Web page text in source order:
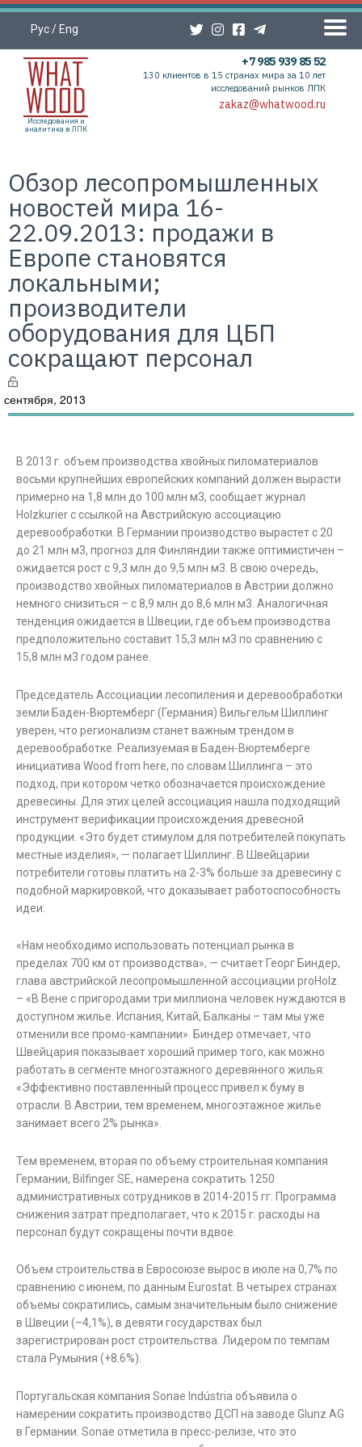
Рус/ Eng
Исследования и
аналитика в ЛПК
+7 985 939 85 52
130 клиентов в 15 странах мира за 10 лет
исследований рынков ЛПК
zakaz@whatwood.ru
Обзор лесопромышленных
новостей мира 16-
22.09.2013: продажи в
Европе становятся
локальными;
производители
оборудования для ЦБП
сокращают персонал
сентября, 2013
В 2013 г. объем производства хвойных пиломатериалов
восьми крупнейших европейских компаний должен вырасти
примерно на 1,8 млн до 100 млн м3, сообщает журнал
Holzkurier с ссылкой на Австрийскую ассоциацию
деревообработки. В Германии производство вырастет с 20
до 21 млн м3, прогноз для Финляндии также оптимистичен –
ожидается рост с 9,3 млн до 9,5 млн м3. В свою очередь,
производство хвойных пиломатериалов в Австрии должно
немного снизиться – с 8,9 млн до 8,6 млн м3. Аналогичная
тенденция ожидается в Швеции, где объем производства
предположительно составит 15,3 млн м3 по сравнению с
15,8 млн м3 годом ранее.
Председатель Ассоциации лесопиления и деревообработки
земли Баден-Вюртемберг (Германия) Вильгельм Шиллинг
уверен, что регионализм станет важным трендом в
деревообработке. Реализуемая в Баден-Вюртемберге
инициатива Wood from here, по словам Шиллинга – это
подход, при котором четко обозначается происхождение
древесины. Для этих целей ассоциация нашла подходящий
инструмент верификации происхождения древесной
продукции. «Это будет стимулом для потребителей покупать
местные изделия», — полагает Шиллинг. В Швейцарии
потребители готовы платить на 2-3% больше за древесину с
подобной маркировкой, что доказывает работоспособность
идеи.
«Нам необходимо использовать потенциал рынка в
пределах 700 км от производства», — считает Георг Биндер,
глава австрийской лесопромышленной ассоциации proHolz.
– «В Вене с пригородами три миллиона человек нуждаются в
доступном жилье. Испания, Китай, Балканы – там мы уже
отменили все промо-кампании». Биндер отмечает, что
Швейцария показывает хороший пример того, как можно
работать в сегменте многоэтажного деревянного жилья:
«Эффективно поставленный процесс привел к буму в
отрасли. В Австрии, тем временем, многоэтажное жилье
занимает всего 2% рынка».
Тем временем, вторая по объему строительная компания
Германии, Bilfinger SE, намерена сократить 1250
административных сотрудников в 2014-2015 гг. Программа
снижения затрат предполагает, что к 2015 г. расходы на
персонал будут сокращены почти вдвое.
Объем строительства в Евросоюзе вырос в июле на 0,7% по
сравнению с июнем, по данным Eurostat. В четырех странах
объемы сократились, самым значительным было снижение
в Швеции (–4,1%), в девяти государствах был
зарегистрирован рост строительства. Лидером по темпам
стала Румыния (+8.6%).
Португальская компания Sonae Indústria объявила о
намерении сократить производство ДСП на заводе Glunz AG
в Германии. Sonae отметила в пресс-релизе, что это